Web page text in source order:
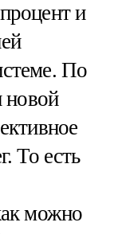
и
По
новой
То есть
можно